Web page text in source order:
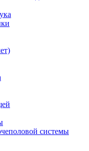
системы